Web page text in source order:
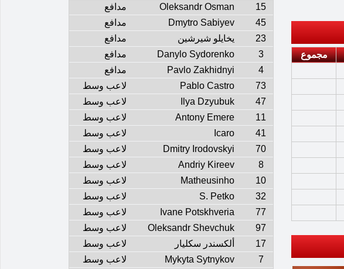
مجموع
15
Oleksandr Osman
مدافع
45
Dmytro Sabiyev
مدافع
23
يخايلو شيرشين
مدافع
3
Danylo Sydorenko
مدافع
4
Pavlo Zakhidnyi
مدافع
73
Pablo Castro
لاعب وسط
47
Ilya Dzyubuk
لاعب وسط
11
Antony Emere
لاعب وسط
41
Icaro
لاعب وسط
70
Dmitry Irodovskyi
لاعب وسط
8
Andriy Kireev
لاعب وسط
10
Matheusinho
لاعب وسط
32
S. Petko
لاعب وسط
77
Ivane Potskhveria
لاعب وسط
97
Oleksandr Shevchuk
لاعب وسط
17
ألكسندر سكليار
لاعب وسط
7
Mykyta Sytnykov
لاعب وسط